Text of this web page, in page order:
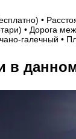
•
• Дорога
галечный •
в